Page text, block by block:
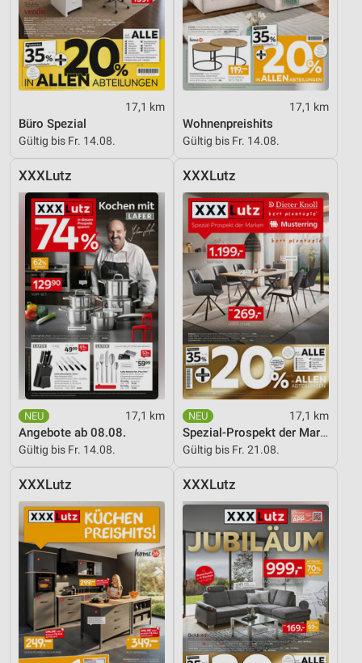
17,1 km
Büro Spezial
Gültig bis Fr. 14.08.
17,1 km
Wohnenpreishits
Gültig bis Fr. 14.08.
XXXLutz
17,1 km
Angebote ab 08.08.
Gültig bis Fr. 14.08.
XXXLutz
17,1 km
Spezial-Prospekt der Marken
Gültig bis Fr. 21.08.
XXXLutz XXXLutz
Entwicklung und Verbesserung der Angebote
Verwendung reduzierter Daten zur Auswahl von
Inhalten
Verwendung genauer Standortdaten
Nicht-IAB-Verarbeitungszwecke:
Notwendig
Performance
Funktional
Werbung